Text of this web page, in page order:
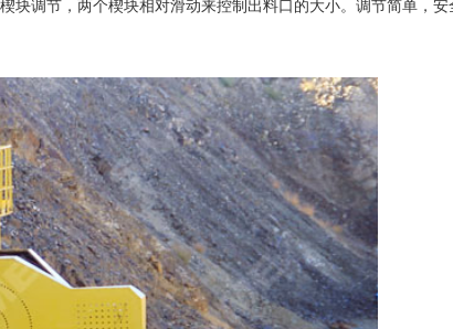
块调节，两个楔块相对滑动来控制出料口的大小。调节简单，安